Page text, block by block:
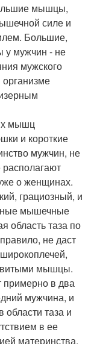
мышцы,
силе и
Большие,
мужчин - не
мужского
организме
мышц
и короткие
мужчин, не
о женщинах.
грациозный, и
мышечные
область таза по
не даст
мышцы.
примерно в два
мужчина, и
области таза и
в ее
материнства.